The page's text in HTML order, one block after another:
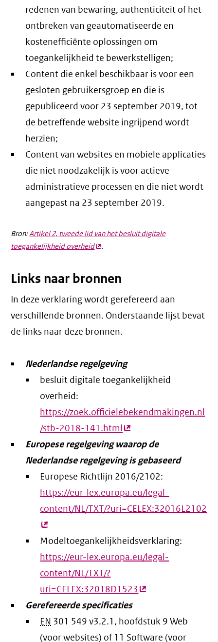
redenen van bewaring, authenticiteit of het
ontbreken van geautomatiseerde en
kostenefficiënte oplossingen om
toegankelijkheid te bewerkstelligen;
Content die enkel beschikbaar is voor een
gesloten gebruikersgroep en die is
gepubliceerd voor 23 september 2019, tot
de betreffende website ingrijpend wordt
herzien;
Content van websites en mobiele applicaties
die niet noodzakelijk is voor actieve
administratieve processen en die niet wordt
aangepast na 23 september 2019.
Bron:Artikel 2, tweede lid van het besluit digitale
toegankelijkheid overheid(externe
.
Links naar bronnen
In deze verklaring wordt gerefereerd aan
verschillende bronnen. Onderstaande lijst bevat
de links naar deze bronnen.
Nederlandse regelgeving
besluit digitale toegankelijkheid
overheid:
https://zoek.officielebekendmakingen.nl
/stb-2018-141.html(externe
link)
Europese regelgeving waarop de
Nederlandse regelgeving is gebaseerd
Europese Richtlijn 2016/2102:
https://eur-lex.europa.eu/legal-
content/NL/TXT/?uri=CELEX:32016L2102
Modeltoegankelijkheidsverklaring:
https://eur-lex.europa.eu/legal-
content/NL/TXT/?
uri=CELEX:32018D1523 (externe
Gerefereerde specificaties
EN 301 549 v3.2.1, hoofdstuk 9 Web
(voor websites) of 11 Software (voor